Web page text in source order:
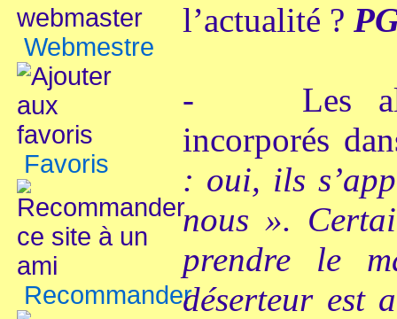
Webmestre
Favoris
Recommander
l’actualité ?
- Les
incorporés
: oui, ils
nous ».
prendre le
déserteur est